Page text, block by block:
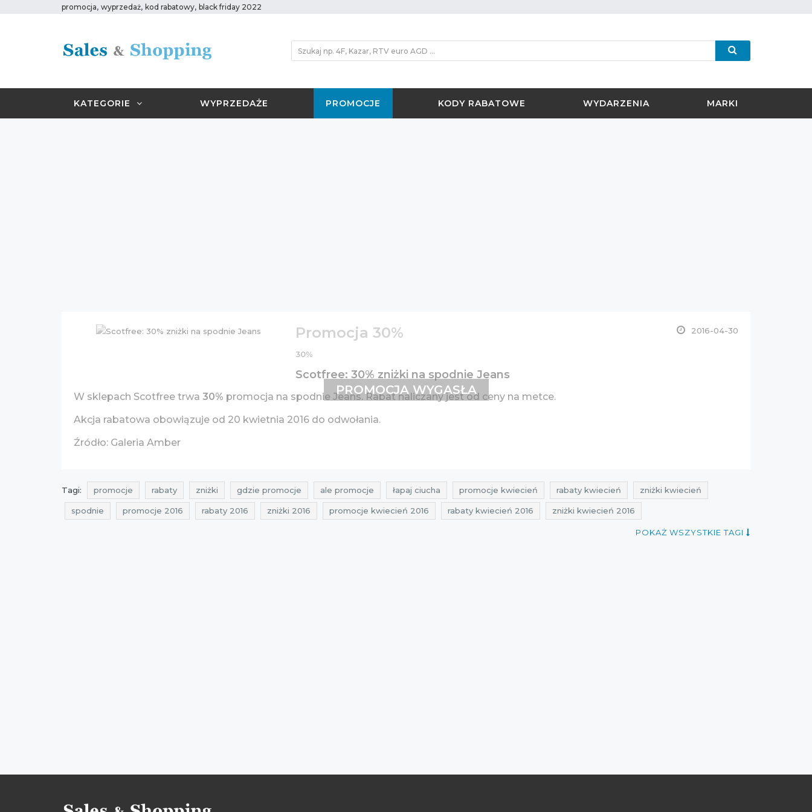
promocja, wyprzedaż, kod rabatowy, black friday 2022
KATEGORIE WYPRZEDAŻE PROMOCJE KODY RABATOWE WYDARZENIA MARKI
Promocja 30% 2016-04-30
30%
Scotfree: 30% zniżki na spodnie Jeans
W sklepach Scotfree trwa 30% promocja na spodnie Jeans. Rabat naliczany jest od ceny na metce.
Akcja rabatowa obowiązuje od 20 kwietnia 2016 do odwołania.
Źródło: Galeria Amber
PROMOCJA WYGASŁA
Tagi: promocje rabaty zniżki gdzie promocje ale promocje łapaj ciucha promocje kwiecień rabaty kwiecień zniżki kwiecień
spodnie promocje 2016 rabaty 2016 zniżki 2016 promocje kwiecień 2016 rabaty kwiecień 2016 zniżki kwiecień 2016
POKAŻ WSZYSTKIE TAGI